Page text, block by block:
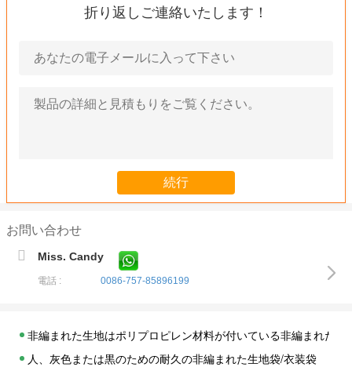
折り返しご連絡いたします！
お問い合わせ
Miss. Candy
電話 : 0086-757-85896199
非編まれた生地はポリプロピレン材料が付いている非編まれた
人、灰色または黒のための耐久の非編まれた生地袋/衣装袋